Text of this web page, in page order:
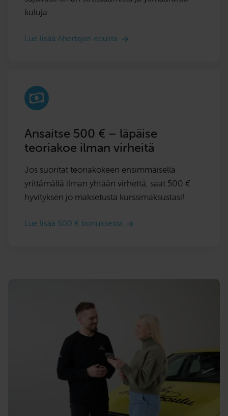
kuluja.
Lue lisää Ahertajan edusta
Ansaitse 500 € – läpäise
teoriakoe ilman virheitä
Jos suoritat teoriakokeen ensimmäisellä
yrittämällä ilman yhtään virhettä, saat 500 €
hyvityksen jo maksetusta kurssimaksustasi!
Lue lisää 500 € bonuksesta